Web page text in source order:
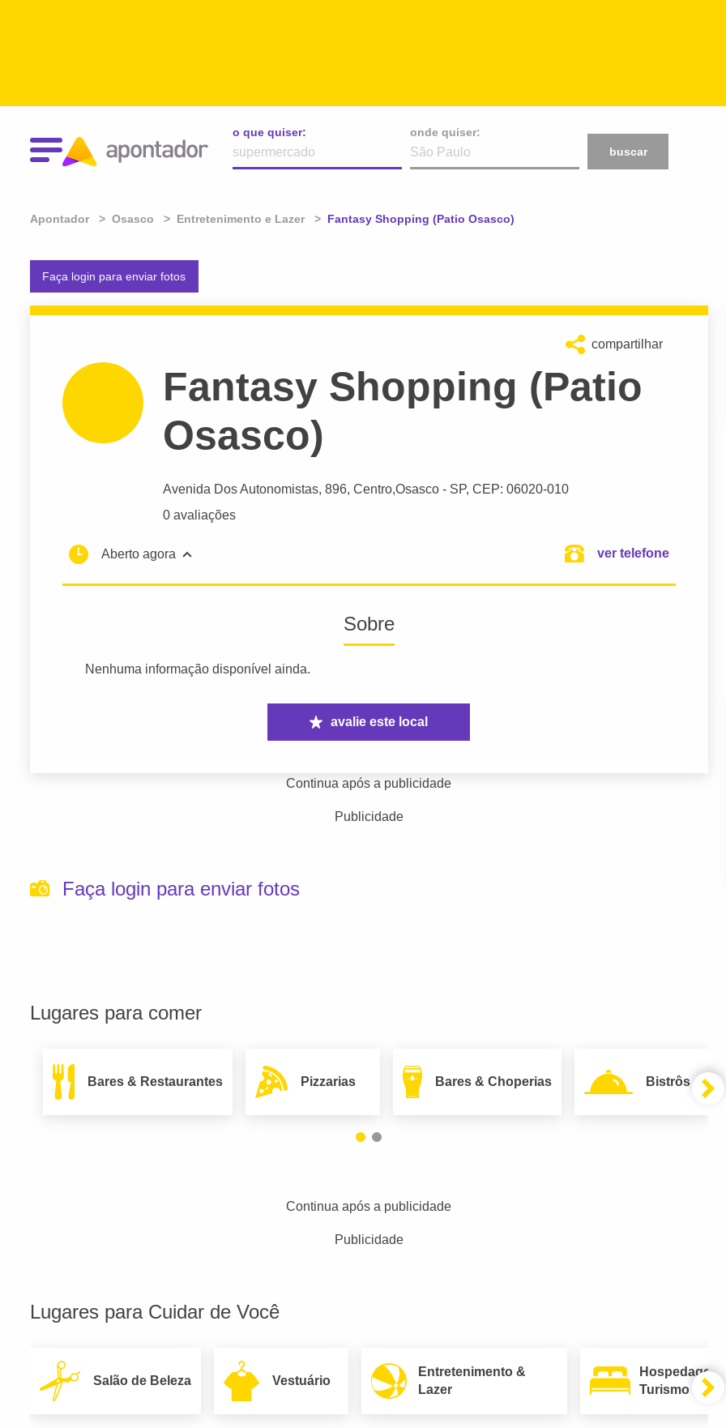
o que quiser:
onde quiser:
buscar
Apontador Osasco Entretenimento e Lazer Atual:
Fantasy Shopping (Patio Osasco)
Faça login para enviar fotos
compartilhar
Fantasy Shopping (Patio
Osasco)
Avenida Dos Autonomistas, 896, Centro,Osasco - SP, CEP: 06020-010
0 avaliações
Aberto agora ver telefone
Sobre
Nenhuma informação disponível ainda.
avalie este local
Continua após a publicidade
Publicidade
Faça login para enviar fotos
Lugares para comer
Bares & Restaurantes Pizzarias Bares & Choperias Bistrôs
Continua após a publicidade
Publicidade
Lugares para Cuidar de Você
Salão de Beleza Vestuário
Entretenimento &
Lazer
Hospedagem
Turismo